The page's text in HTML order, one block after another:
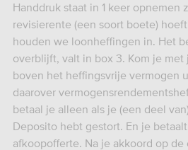
Handdruk staat in 1 keer opnemen
revisierente (een soort boete)
houden we loonheffingen in. Het
overblijft, valt in box 3. Kom je
boven het heffingsvrije vermogen
daarover
betaal je alleen als je (een deel
Deposito hebt gestort. En je
afkoopofferte. Na je akkoord op